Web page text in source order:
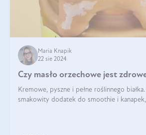
Maria Knapik
22 sie 2024
Czy masło orzechowe jest
Kremowe, pyszne i pełne roślinnego
smakowity dodatek do smoothie i kanapek,